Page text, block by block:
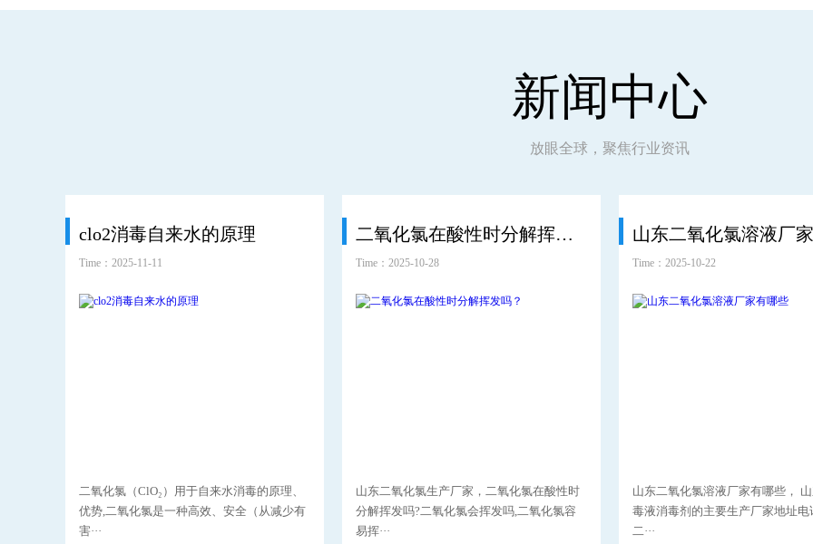
新闻中心
放眼全球，聚焦行业资讯
clo2消毒自来水的原理
Time：2025-11-11
二氧化氯（ClO₂）用于自来水消毒的原理、
优势,二氧化氯是一种高效、安全（从减少有
害···
二氧化氯在酸性时分解挥发吗？
Time：2025-10-28
山东二氧化氯生产厂家，二氧化氯在酸性时
分解挥发吗?二氧化氯会挥发吗,二氧化氯容
易挥···
Time：2025-10-22
山东二氧化氯溶液厂家有哪些，
毒液消毒剂的主要生产厂家地址电
二···